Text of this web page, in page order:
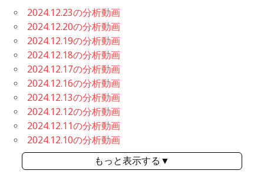
2024.12.23の分析動画
2024.12.20の分析動画
2024.12.19の分析動画
2024.12.18の分析動画
2024.12.17の分析動画
2024.12.16の分析動画
2024.12.13の分析動画
2024.12.12の分析動画
2024.12.11の分析動画
2024.12.10の分析動画
もっと表示する▼